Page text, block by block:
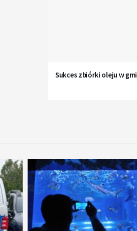
Sukces zbiórki oleju w